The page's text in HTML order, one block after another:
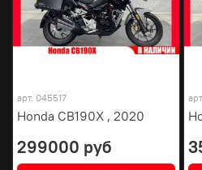
арт. 045517
Honda CB190X , 2020
299000 руб
арт.